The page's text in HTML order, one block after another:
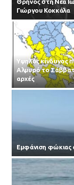
Γιώργου Κοκκάλα
Υψηλός κίνδυνος
Αλμυρό το
αρχές
Εμφάνιση φώκιας